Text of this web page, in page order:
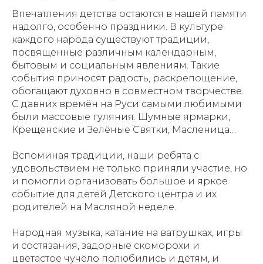
Впечатления детства остаются в нашей памяти
надолго, особенно праздники. В культуре
каждого народа существуют традиции,
посвященные различным календарным,
бытовым и социальным явлениям. Такие
события приносят радость, раскрепощение,
обогащают духовно в совместном творчестве.
С давних времён на Руси самыми любимыми
были массовые гуляния. Шумные ярмарки,
Крещенские и Зелёные Святки, Масленица…
Вспоминая традиции, наши ребята с
удовольствием не только приняли участие, но
и помогли организовать большое и яркое
событие для детей Детского центра и их
родителей на Масляной неделе.
Народная музыка, катание на ватрушках, игры
и состязания, задорные скоморохи и
цветастое чучело полюбились и детям, и